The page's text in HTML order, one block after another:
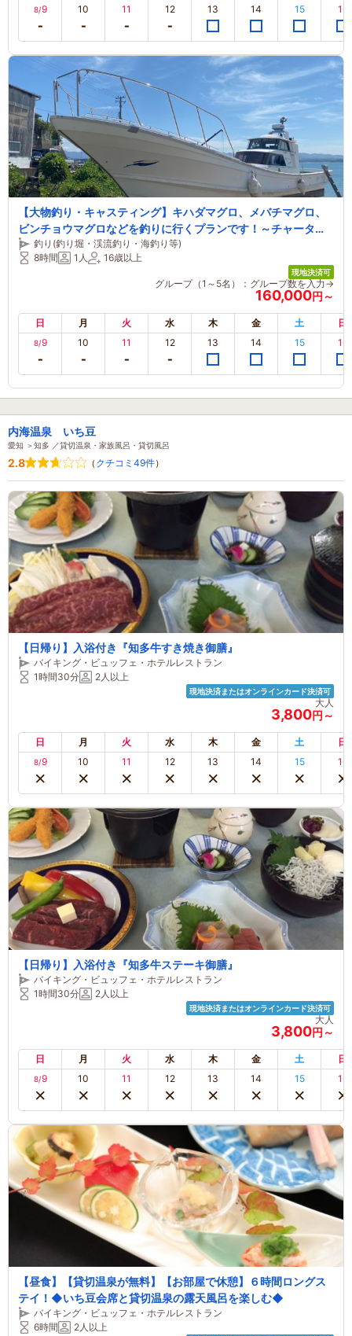
8/9 10 11 12 13 14 15 16
【大物釣り・キャスティング】キハダマグロ、メバチマグロ、
ビンチョウマグロなどを釣りに行くプランです！～チャーター
～ 釣り(釣り堀・渓流釣り・海釣り等)
8時間
1人 16歳以上
現地決済可
グループ（1～5名）：グループ数を入力→
160,000円～
日 月 火 水 木 金 土 日
8/9 10 11 12 13 14 15 16
内海温泉 いち豆
愛知 ＞知多 ／貸切温泉・家族風呂・貸切風呂
2.8 （ クチコミ49件）
【日帰り】入浴付き『知多牛すき焼き御膳』
バイキング・ビュッフェ・ホテルレストラン
1時間30分
2人以上
現地決済またはオンラインカード決済可
大人
3,800円～
日 月 火 水 木 金 土 日
8/9 10 11 12 13 14 15 16
【日帰り】入浴付き『知多牛ステーキ御膳』
バイキング・ビュッフェ・ホテルレストラン
1時間30分
2人以上
現地決済またはオンラインカード決済可
大人
3,800円～
日 月 火 水 木 金 土 日
8/9 10 11 12 13 14 15 16
【昼食】【貸切温泉が無料】【お部屋で休憩】６時間ロングス
テイ！◆いち豆会席と貸切温泉の露天風呂を楽しむ◆
バイキング・ビュッフェ・ホテルレストラン
6時間
2人以上